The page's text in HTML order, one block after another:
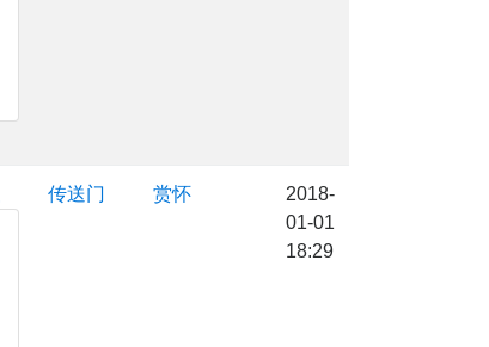
传送门 赏怀
2018-
01-01
18:29